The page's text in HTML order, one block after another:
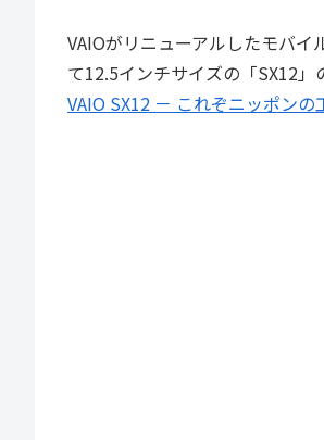
VAIOがリニューアルしたモバ
て12.5インチサイズの「SX12
VAIO SX12 － これぞニッポン